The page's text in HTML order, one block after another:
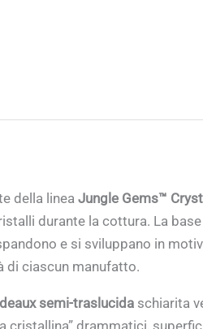
della lineaJungle Gems™
durante la cottura. La
e si sviluppano in
di ciascun manufatto.
semi-traslucida schiarita